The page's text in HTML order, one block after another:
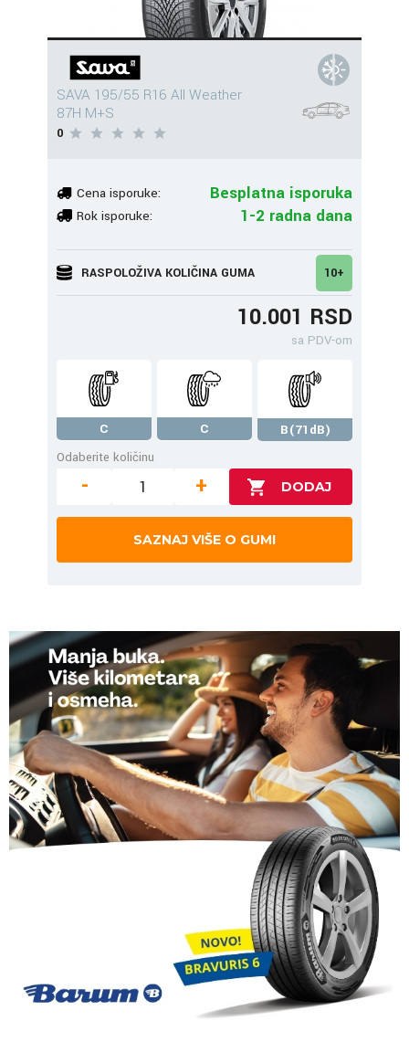
SAVA 195/55 R16 All Weather
87H M+S
0
Cena isporuke: Besplatna isporuka
Rok isporuke: 1-2 radna dana
RASPOLOŽIVA KOLIČINA GUMA 10+
10.001 RSD
sa PDV-om
C C
B(71dB)
Odaberite količinu
- +
SAZNAJ VIŠE O GUMI